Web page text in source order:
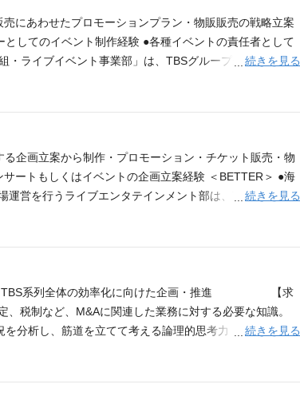
にあわせたプロモーションプラン・物販販売の戦略立案
してのイベント制作経験 ●各種イベントの責任者として
・ライブイベント事業部」は、TBSグループが掲げる拡張
っています。 ■「TBS」にしかできない、「TBS」だか
自社の強みを最大限に活かした番組連動型の大型イベン
ブランディングにどう繋げていくか。イベントプロデュ
絵画展」など、歴史や文化を感じる大型の展覧会から、
性は無限大です。 たくさんのお客様のリアルなタッチポ
な役割を果たす仕事になります。たくさんのお客様の笑
続きを見る
企画立案から制作・プロモーション・チケット販売・物
ートもしくはイベントの企画立案経験 ＜BETTER＞ ●海
営を行うライブエンタテインメント部は、TBSグループ
事業拡大を担っています。 TBS赤坂ACTシアターで上
「ラヴィット！ロック2024」『日曜劇場「VIVANT」フ
ベント事業局という局の中にあり、同じ局内にはアニメ
携がとりやすい環境にあります。また、部内にはバラエ
ョンを生み出すことができることが特徴です。 劇場を保
いう意欲のある方のエントリーをお待ちしています！
続きを見る
析 ・TBS系列全体の効率化に向けた企画・推進 【求
税制など、M&Aに関連した業務に対する必要な知識。
分析し、筋道を立てて考える論理的思考力 ・異なるバッ
解決策を立案・実行する問題解決能力。 ・新しい組織文
務・経理部経験者 ・戦略系/会計系/メディア系コンサル
続きを見る